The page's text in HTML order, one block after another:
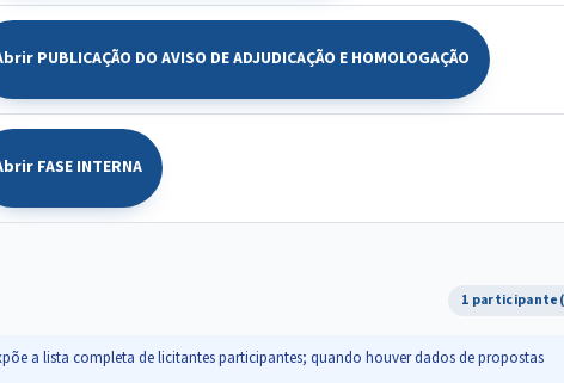
PUBLICAÇÃO DO AVISO DE ADJUDICAÇÃO E HOMOLOGAÇÃO
FASE INTERNA
1
a lista completa de licitantes participantes; quando houver dados de propostas